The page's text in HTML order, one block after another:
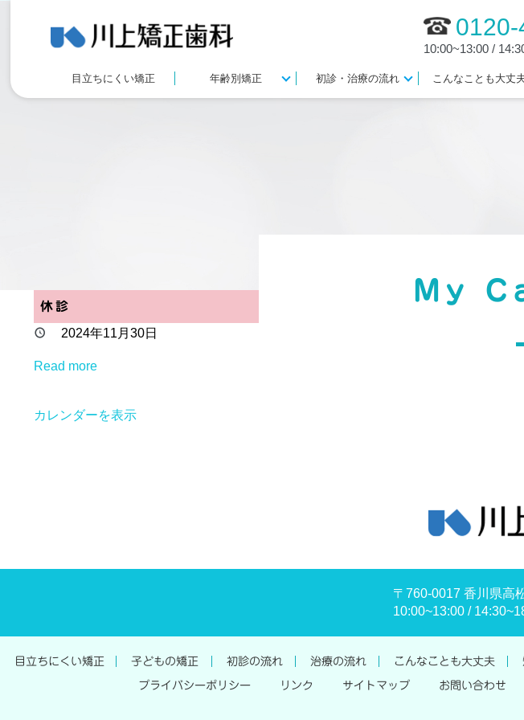
10:00~13:00 /
目立ちにくい矯正 年齢別矯正 初診・治療の流れ こんなことも大丈
My
休診
2024年11月30日
Read more
カレンダーを表示
〒760-0017 香川県高
10:00~13:00 /
目立ちにくい矯正 子どもの矯正 初診の流れ 治療の流れ こんなことも大丈夫
プライバシーポリシー リンク サイトマップ お問い合わせ